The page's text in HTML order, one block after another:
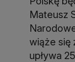
Mateusz
wiąże się
upływa